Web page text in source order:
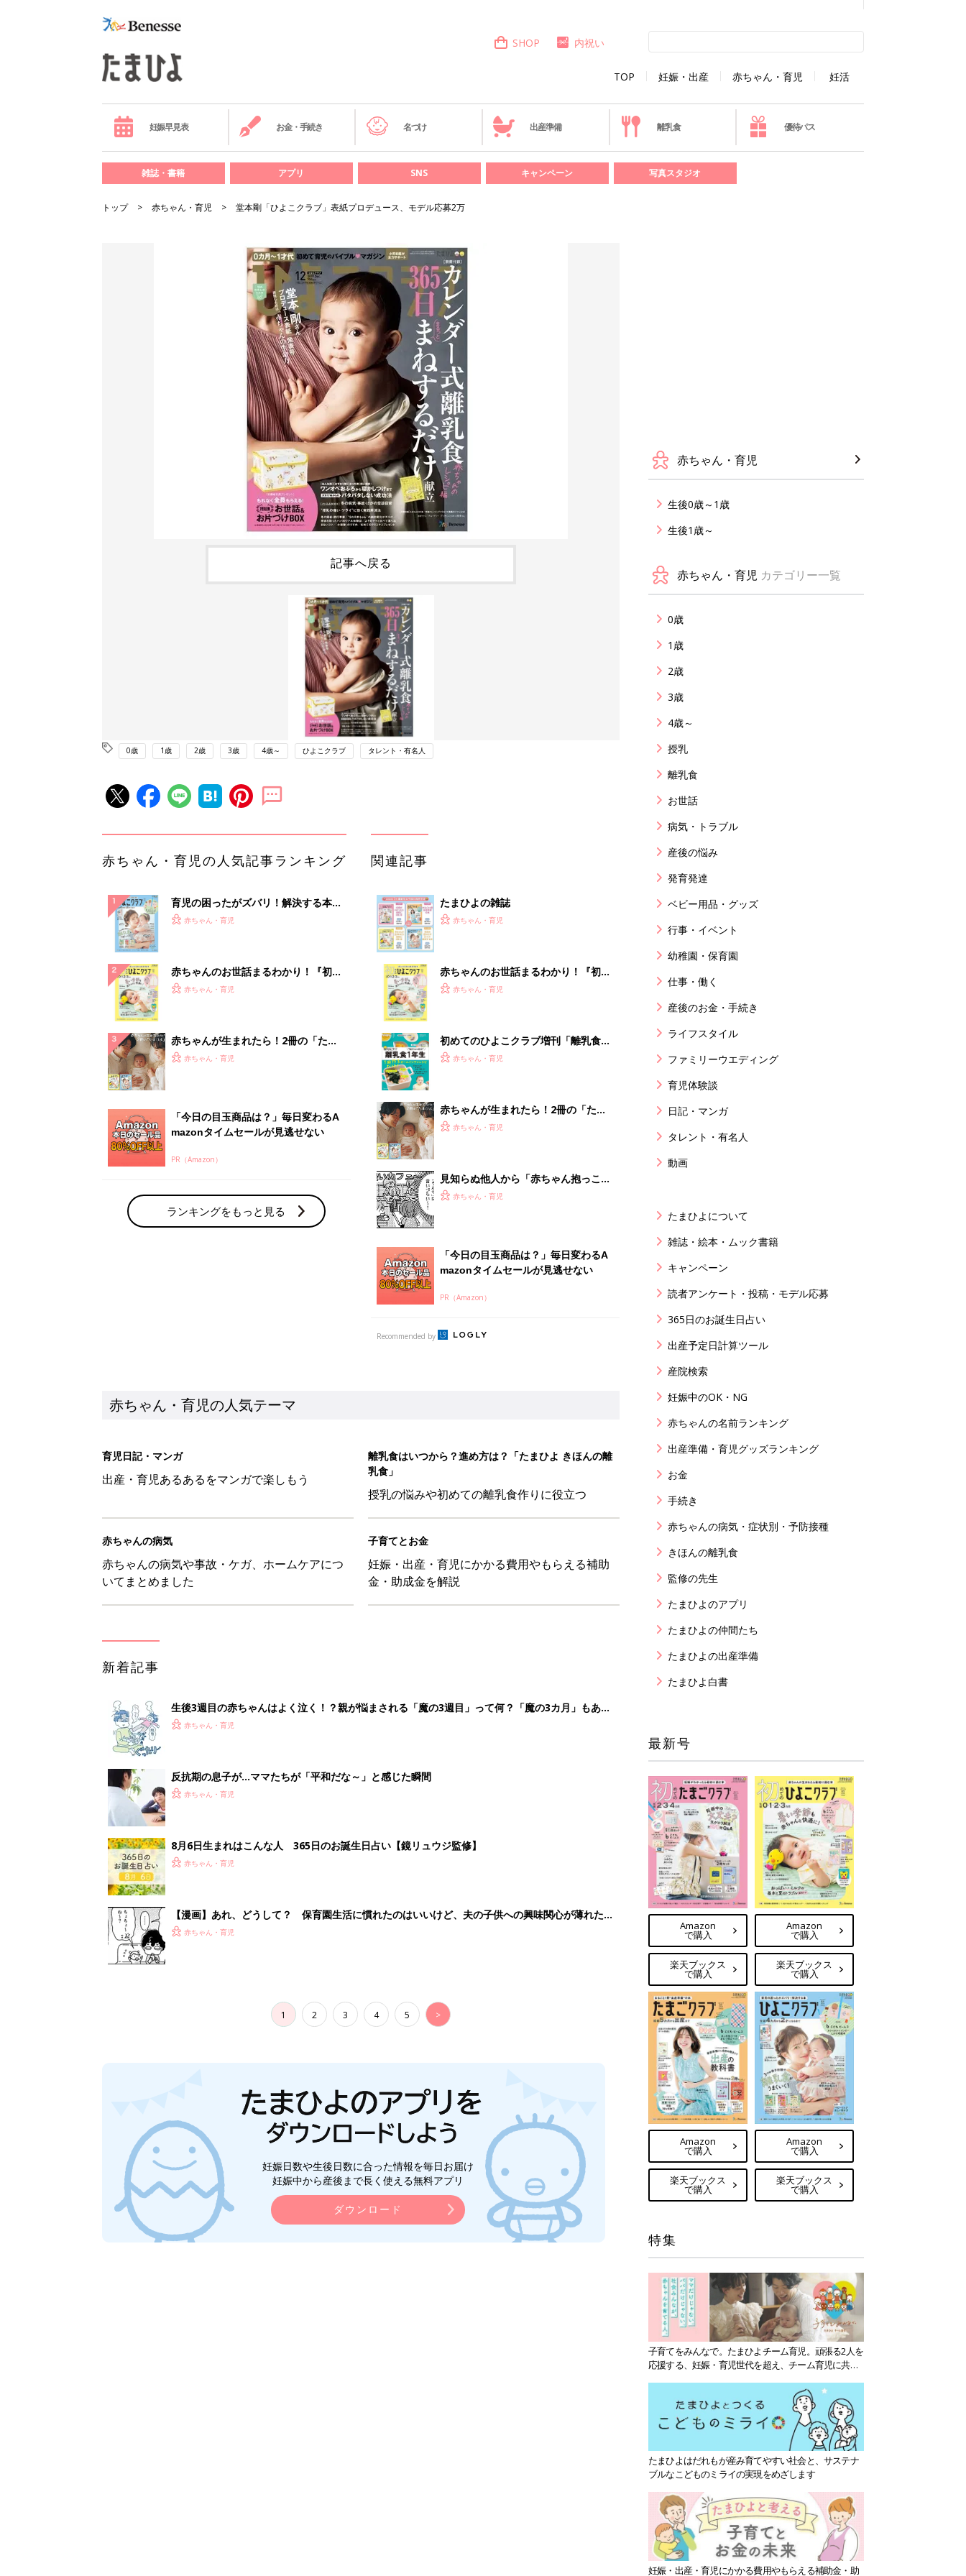
TOP 妊娠・出産 赤ちゃん・育児 妊活
SHOP 内祝い
妊娠早見表 お金・手続き 名づけ 出産準備 離乳食 優待パス
雑誌・書籍 アプリ SNS キャンペーン 写真スタジオ
トップ 赤ちゃん・育児 堂本剛「ひよこクラブ」表紙プロデュース、モデル応募2万
記事へ戻る
0歳 1歳 2歳 3歳 4歳～ ひよこクラブ タレント・有名人
赤ちゃん・育児の人気記事ランキング
育児の困ったがズバリ！解決する本
『ひよこクラブ 夏号』 4カ月～2才
赤ちゃん・育児
赤ちゃんのお世話まるわかり！『初め
てのひよこクラブ 夏号』〈巻頭大特
赤ちゃん・育児
赤ちゃんが生まれたら！2冊の「たま
ひよ」
赤ちゃん・育児
「今日の目玉商品は？」毎日変わるA
mazonタイムセールが見逃せない
PR（Amazon）
ランキングをもっと見る
関連記事
たまひよの雑誌
赤ちゃん・育児
赤ちゃんのお世話まるわかり！『初め
てのひよこクラブ 夏号』〈巻頭大特
赤ちゃん・育児
初めてのひよこクラブ増刊「離乳食1
年生 1皿作るだけ！オールインワン​レ
赤ちゃん・育児
赤ちゃんが生まれたら！2冊の「たま
ひよ」
赤ちゃん・育児
見知らぬ他人から「赤ちゃん抱っこさ
せて〜」と言われたら、どうしたらい
赤ちゃん・育児
「今日の目玉商品は？」毎日変わるA
mazonタイムセールが見逃せない
PR（Amazon）
Recommended by
赤ちゃん・育児の人気テーマ
育児日記・マンガ
出産・育児あるあるをマンガで楽しもう
離乳食はいつから？進め方は？「たまひよ きほんの離
乳食」
授乳の悩みや初めての離乳食作りに役立つ
赤ちゃんの病気
赤ちゃんの病気や事故・ケガ、ホームケアにつ
いてまとめました
子育てとお金
妊娠・出産・育児にかかる費用やもらえる補助
金・助成金を解説
新着記事
生後3週目の赤ちゃんはよく泣く！？親が悩まされる「魔の3週目」って何？「魔の3カ月」もある
って本当？【専門家】
赤ちゃん・育児
反抗期の息子が...ママたちが「平和だな～」と感じた瞬間
赤ちゃん・育児
8月6日生まれはこんな人 365日のお誕生日占い【鏡リュウジ監修】
赤ちゃん・育児
【漫画】あれ、どうして？ 保育園生活に慣れたのはいいけど、夫の子供への興味関心が薄れた気
がする……！『ふうふう子育て ＃91』
赤ちゃん・育児
1 2 3 4 5 >
妊娠日数や生後日数に合った情報を毎日お届け
妊娠中から産後まで長く使える無料アプリ
ダウンロード
赤ちゃん・育児
生後0歳～1歳
生後1歳～
赤ちゃん・育児 カテゴリー一覧
0歳
1歳
2歳
3歳
4歳～
授乳
離乳食
お世話
病気・トラブル
産後の悩み
発育発達
ベビー用品・グッズ
行事・イベント
幼稚園・保育園
仕事・働く
産後のお金・手続き
ライフスタイル
ファミリーウエディング
育児体験談
日記・マンガ
タレント・有名人
動画
たまひよについて
雑誌・絵本・ムック書籍
キャンペーン
読者アンケート・投稿・モデル応募
365日のお誕生日占い
出産予定日計算ツール
産院検索
妊娠中のOK・NG
赤ちゃんの名前ランキング
出産準備・育児グッズランキング
お金
手続き
赤ちゃんの病気・症状別・予防接種
きほんの離乳食
監修の先生
たまひよのアプリ
たまひよの仲間たち
たまひよの出産準備
たまひよ白書
最新号
Amazon
で購入
楽天ブックス
で購入
Amazon
で購入
楽天ブックス
で購入
Amazon
で購入
楽天ブックス
で購入
Amazon
で購入
楽天ブックス
で購入
特集
子育てをみんなで。たまひよチーム育児。頑張る2人を
応援する、妊娠・育児世代を超え、チーム育児に共感
たまひよはだれもが産み育てやすい社会と、サステナ
ブルなこどものミライの実現をめざします
妊娠・出産・育児にかかる費用やもらえる補助金・助